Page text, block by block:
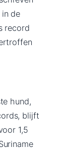
de
record
hund,
blijft
1,5